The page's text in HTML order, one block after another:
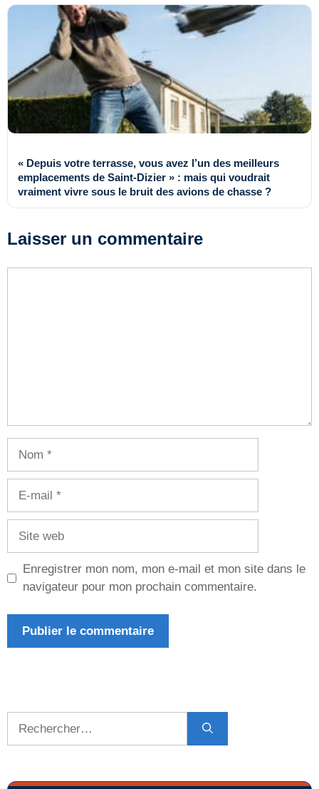
« Depuis votre terrasse, vous avez l’un des meilleurs
emplacements de Saint-Dizier » : mais qui voudrait
vraiment vivre sous le bruit des avions de chasse ?
Laisser un commentaire
Enregistrer mon nom, mon e-mail et mon site dans le
navigateur pour mon prochain commentaire.